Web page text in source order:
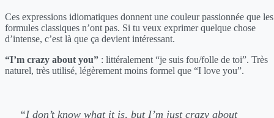
Ces expressions idiomatiques donnent une couleur passionnée que les
formules classiques n’ont pas. Si tu veux exprimer quelque chose
d’intense, c’est là que ça devient intéressant.
“I’m crazy about you” : littéralement “je suis fou/folle de toi”. Très
naturel, très utilisé, légèrement moins formel que “I love you”.
“I don’t know what it is, but I’m just crazy about